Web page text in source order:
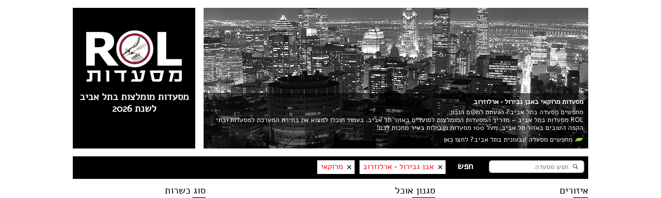
מסעדות מומלצות בתל אביב
לשנת 2026
מסעדות מרוקאי באבן גבירול • ארלוזרוב
מחפשים מסעדה בתל אביב? הגעתם למקום הנכון.
ROL מסעדות בתל אביב – מדריך המסעדות המומלצות לסועדים באזור תל אביב. בעמוד תוכלו למצוא את בחירת המערכת למסעדות ובתי
הקפה הטובים באזור תל אביב. מעל 100 מסעדות מובילות בעיר מחכות לכם!
מחפשים מסעדה טבעונית בתל אביב? לחצו כאן
אבן גבירול • ארלוזרוב מרוקאי
איזורים סגנון אוכל סוג כשרות